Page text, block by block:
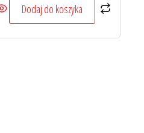
wynosiła:
299,00 zł.
wynosi:
224,25 zł.
Dodaj do koszyka